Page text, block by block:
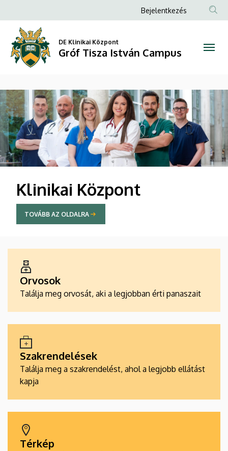
Tisza
István
Campus
Anonim
menüje
Bejelentkezés
DE Klinikai Központ
Gróf Tisza István Campus
Klinikai Központ
TOVÁBB AZ OLDALRA
Orvosok
Találja meg orvosát, aki a legjobban érti panaszait
Szakrendelések
Találja meg a szakrendelést, ahol a legjobb ellátást
kapja
Térkép